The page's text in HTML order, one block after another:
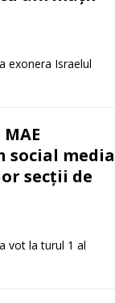
exonera Israelul
social media
secții de
vot la turul 1 al